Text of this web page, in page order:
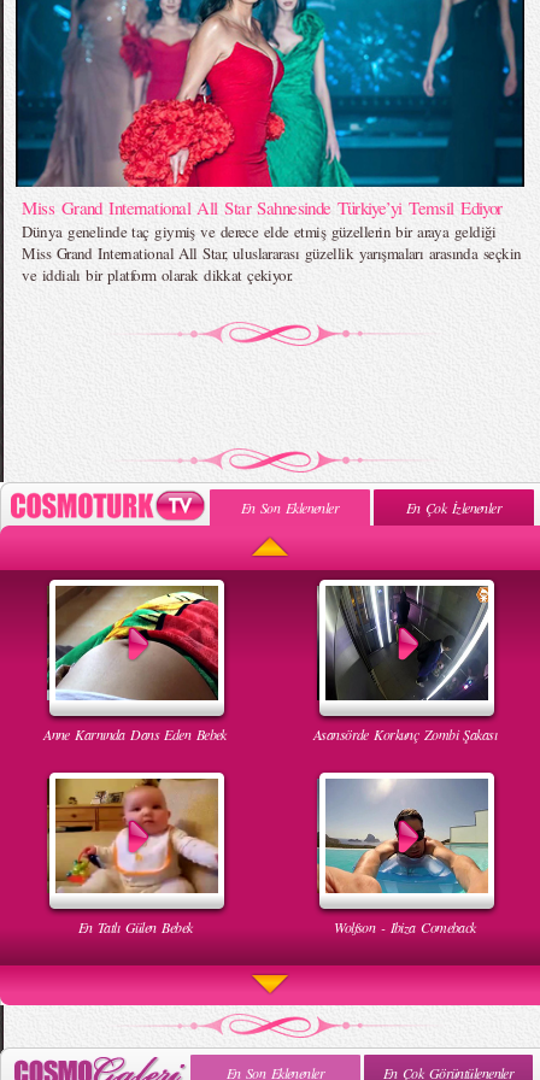
Miss Grand International All Star Sahnesinde Türkiye’yi Temsil Ediyor
Dünya genelinde taç giymiş ve derece elde etmiş güzellerin bir araya geldiği
Miss Grand International All Star, uluslararası güzellik yarışmaları arasında seçkin
ve iddialı bir platform olarak dikkat çekiyor.
En Son Eklenenler En Çok İzlenenler
Anne Karnında Dans Eden Bebek Asansörde Korkunç Zombi Şakası
En Tatlı Gülen Bebek Wolfson - Ibiza Comeback
En Son Eklenenler En Çok Görüntülenenler